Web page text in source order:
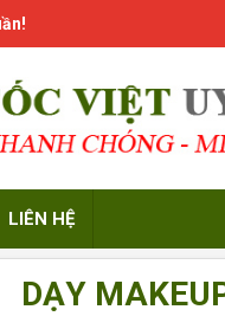
LIÊN HỆ
DẠY